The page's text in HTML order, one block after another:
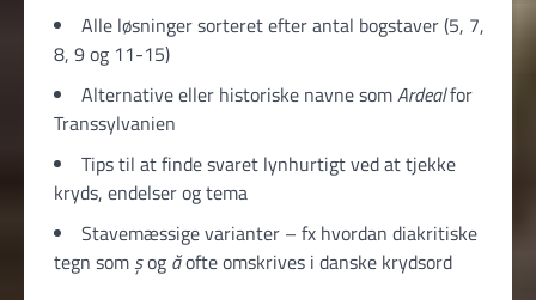
Alle løsninger sorteret efter antal bogstaver (5, 7,
8, 9 og 11-15)
Alternative eller historiske navne somArdealfor
Transsylvanien
Tips til at finde svaret lynhurtigt ved at tjekke
kryds, endelser og tema
Stavemæssige varianter – fx hvordan diakritiske
tegn som șog ăofte omskrives i danske krydsord